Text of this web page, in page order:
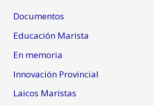
Documentos
Educación Marista
En memoria
Innovación Provincial
Laicos Maristas